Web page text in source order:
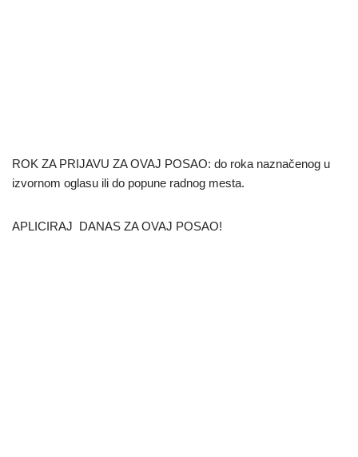
ROK ZA PRIJAVU ZA OVAJ POSAO: do roka naznačenog u
izvornom oglasu ili do popune radnog mesta.
APLICIRAJ DANAS ZA OVAJ POSAO!